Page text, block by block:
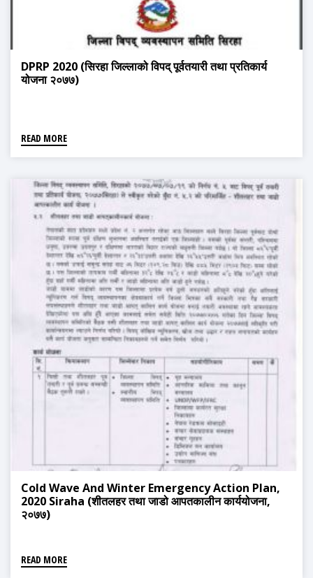
DPRP 2020 (सिरहा जिल्लाको विपद् पूर्वतयारी तथा प्रतिकार्य
योजना २०७७)
READ MORE
Cold Wave And Winter Emergency Action Plan,
2020 Siraha (शीतलहर तथा जाडो आपतकालीन कार्ययोजना,
२०७७)
READ MORE